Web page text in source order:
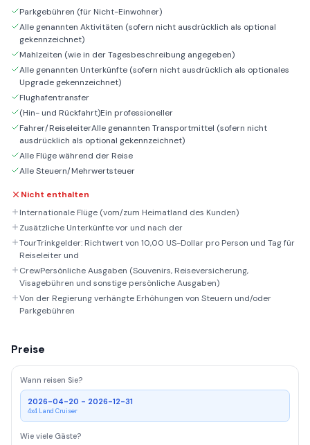
Parkgebühren (für Nicht-Einwohner)
Alle genannten Aktivitäten (sofern nicht ausdrücklich als optional
gekennzeichnet)
Mahlzeiten (wie in der Tagesbeschreibung angegeben)
Alle genannten Unterkünfte (sofern nicht ausdrücklich als optionales
Upgrade gekennzeichnet)
Flughafentransfer
(Hin- und Rückfahrt)Ein professioneller
Fahrer/ReiseleiterAlle genannten Transportmittel (sofern nicht
ausdrücklich als optional gekennzeichnet)
Alle Flüge während der Reise
Alle Steuern/Mehrwertsteuer
Nicht enthalten
Internationale Flüge (vom/zum Heimatland des Kunden)
Zusätzliche Unterkünfte vor und nach der
TourTrinkgelder: Richtwert von 10,00 US-Dollar pro Person und Tag für
Reiseleiter und
CrewPersönliche Ausgaben (Souvenirs, Reiseversicherung,
Visagebühren und sonstige persönliche Ausgaben)
Von der Regierung verhängte Erhöhungen von Steuern und/oder
Parkgebühren
Preise
Wann reisen Sie?
2026-04-20 - 2026-12-31
4x4 Land Cruiser
Wie viele Gäste?